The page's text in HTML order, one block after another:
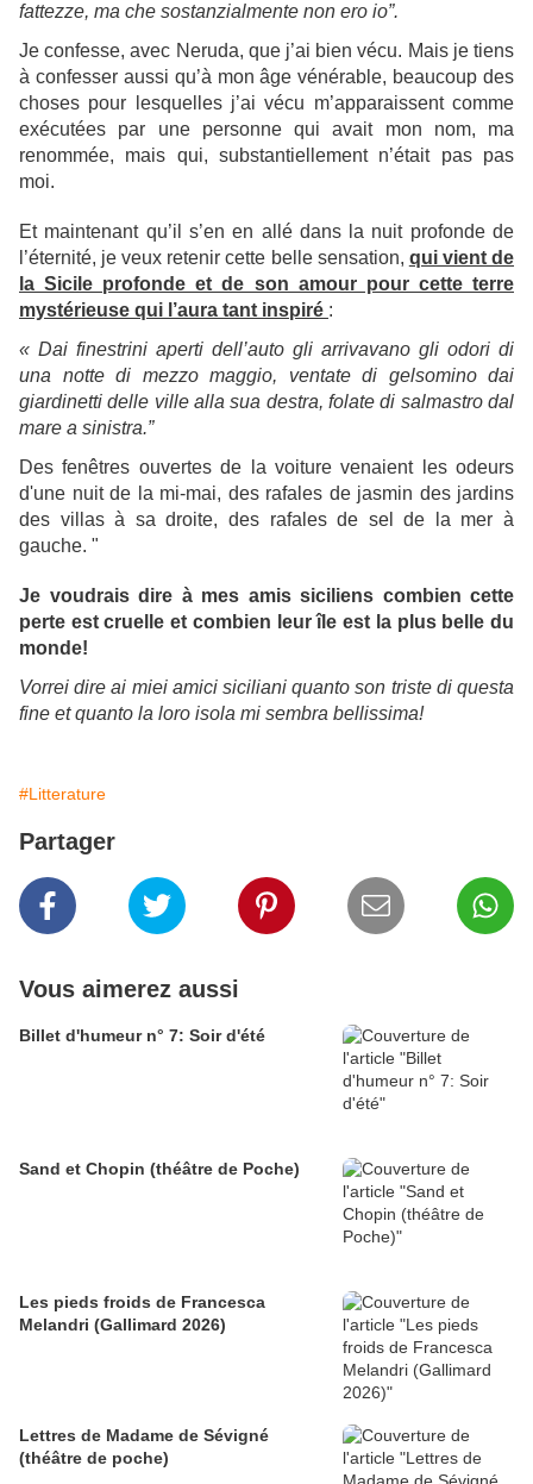
fattezze, ma che sostanzialmente non ero io”.
Je confesse, avec Neruda, que j’ai bien vécu. Mais je tiens
à confesser aussi qu’à mon âge vénérable, beaucoup des
choses pour lesquelles j’ai vécu m’apparaissent comme
exécutées par une personne qui avait mon nom, ma
renommée, mais qui, substantiellement n’était pas pas
moi.
Et maintenant qu’il s’en en allé dans la nuit profonde de
l’éternité, je veux retenir cette belle sensation, qui vient de
la Sicile profonde et de son amour pour cette terre
mystérieuse qui l’aura tant inspiré :
« Dai finestrini aperti dell’auto gli arrivavano gli odori di
una notte di mezzo maggio, ventate di gelsomino dai
giardinetti delle ville alla sua destra, folate di salmastro dal
mare a sinistra.”
Des fenêtres ouvertes de la voiture venaient les odeurs
d'une nuit de la mi-mai, des rafales de jasmin des jardins
des villas à sa droite, des rafales de sel de la mer à
gauche. "
Je voudrais dire à mes amis siciliens combien cette
perte est cruelle et combien leur île est la plus belle du
monde!
Vorrei dire ai miei amici siciliani quanto son triste di questa
fine et quanto la loro isola mi sembra bellissima!
#Litterature
Partager
Vous aimerez aussi
Billet d'humeur n° 7: Soir d'été
Sand et Chopin (théâtre de Poche)
Les pieds froids de Francesca
Melandri (Gallimard 2026)
Lettres de Madame de Sévigné
(théâtre de poche)